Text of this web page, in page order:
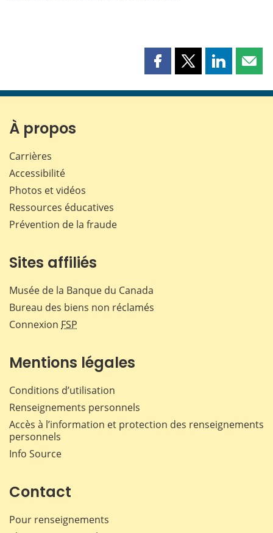
Partager
page
Partager
page
Partager
page page
À propos
Carrières
Accessibilité
Photos et vidéos
Ressources éducatives
Prévention de la fraude
Sites affiliés
Musée de la Banque du Canada
Bureau des biens non réclamés
Connexion FSP
Mentions légales
Conditions d’utilisation
Renseignements personnels
Accès à l’information et protection des renseignements
personnels
Info Source
Contact
Pour renseignements